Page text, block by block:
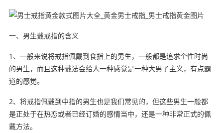
一、男生戴戒指的含义
1、一般来说将戒指佩戴到食指上的男生，一般都是追求个性时尚
的男生，而且这种戴法会给人一种感觉是一种大男子主义，有点霸
道的感觉。
2、将戒指佩戴到中指的男生也是我们常见的，但这些男生一般都
是正处于在热恋或者已经订婚的感情当中，还是一种非常正式的佩
戴方法。